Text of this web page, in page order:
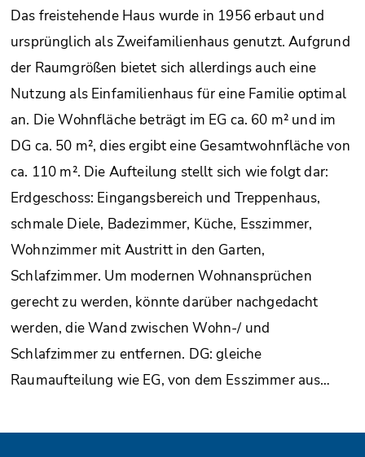
Das freistehende Haus wurde in 1956 erbaut und
ursprünglich als Zweifamilienhaus genutzt. Aufgrund
der Raumgrößen bietet sich allerdings auch eine
Nutzung als Einfamilienhaus für eine Familie optimal
an. Die Wohnfläche beträgt im EG ca. 60 m² und im
DG ca. 50 m², dies ergibt eine Gesamtwohnfläche von
ca. 110 m². Die Aufteilung stellt sich wie folgt dar:
Erdgeschoss: Eingangsbereich und Treppenhaus,
schmale Diele, Badezimmer, Küche, Esszimmer,
Wohnzimmer mit Austritt in den Garten,
Schlafzimmer. Um modernen Wohnansprüchen
gerecht zu werden, könnte darüber nachgedacht
werden, die Wand zwischen Wohn-/ und
Schlafzimmer zu entfernen. DG: gleiche
Raumaufteilung wie EG, von dem Esszimmer aus…